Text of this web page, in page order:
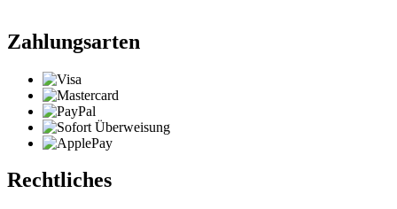
Zahlungsarten
Rechtliches